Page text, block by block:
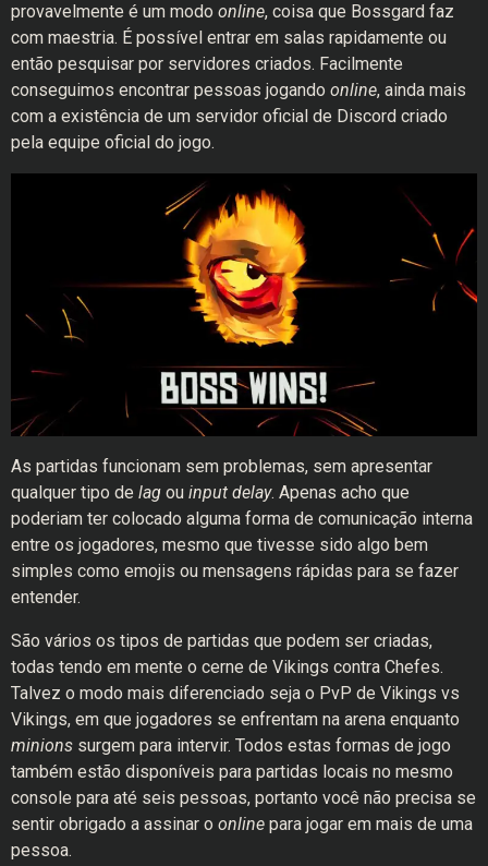
provavelmente é um modo online, coisa que Bossgard faz
com maestria. É possível entrar em salas rapidamente ou
então pesquisar por servidores criados. Facilmente
conseguimos encontrar pessoas jogando online, ainda mais
com a existência de um servidor oficial de Discord criado
pela equipe oficial do jogo.
As partidas funcionam sem problemas, sem apresentar
qualquer tipo de lag ou input delay. Apenas acho que
poderiam ter colocado alguma forma de comunicação interna
entre os jogadores, mesmo que tivesse sido algo bem
simples como emojis ou mensagens rápidas para se fazer
entender.
São vários os tipos de partidas que podem ser criadas,
todas tendo em mente o cerne de Vikings contra Chefes.
Talvez o modo mais diferenciado seja o PvP de Vikings vs
Vikings, em que jogadores se enfrentam na arena enquanto
minions surgem para intervir. Todos estas formas de jogo
também estão disponíveis para partidas locais no mesmo
console para até seis pessoas, portanto você não precisa se
sentir obrigado a assinar o online para jogar em mais de uma
pessoa.